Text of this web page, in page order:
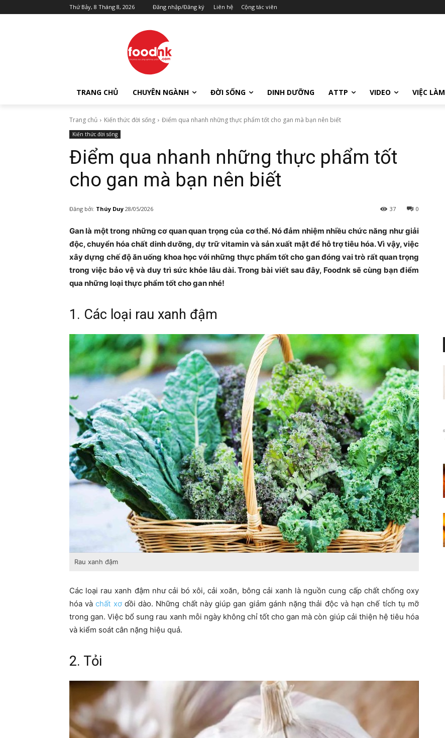
Thứ Bảy, 8 Tháng 8, 2026 Đăng nhập/Đăng ký Liên hệ Cộng tác viên
TRANG CHỦ CHUYÊN NGÀNH ĐỜI SỐNG DINH DƯỠNG ATTP VIDEO VIỆC LÀM
Trang chủ Kiến thức đời sống Điểm qua nhanh những thực phẩm tốt cho gan mà bạn nên biết
Kiến thức đời sống
Điểm qua nhanh những thực phẩm tốt
cho gan mà bạn nên biết
Đăng bởi: Thúy Duy 28/05/2026 0
37
Gan là một trong những cơ quan quan trọng của cơ thể. Nó đảm nhiệm nhiều chức năng như giải
độc, chuyển hóa chất dinh dưỡng, dự trữ vitamin và sản xuất mật để hỗ trợ tiêu hóa. Vì vậy, việc
xây dựng chế độ ăn uống khoa học với những thực phẩm tốt cho gan đóng vai trò rất quan trọng
trong việc bảo vệ và duy trì sức khỏe lâu dài. Trong bài viết sau đây, Foodnk sẽ cùng bạn điểm
qua những loại thực phẩm tốt cho gan nhé!
1. Các loại rau xanh đậm
Rau xanh đậm
Các loại rau xanh đậm như cải bó xôi, cải xoăn, bông cải xanh là nguồn cung cấp chất chống oxy
hóa vàchất xơdồi dào. Những chất này giúp gan giảm gánh nặng thải độc và hạn chế tích tụ mỡ
trong gan. Việc bổ sung rau xanh mỗi ngày không chỉ tốt cho gan mà còn giúp cải thiện hệ tiêu hóa
và kiểm soát cân nặng hiệu quả.
2. Tỏi